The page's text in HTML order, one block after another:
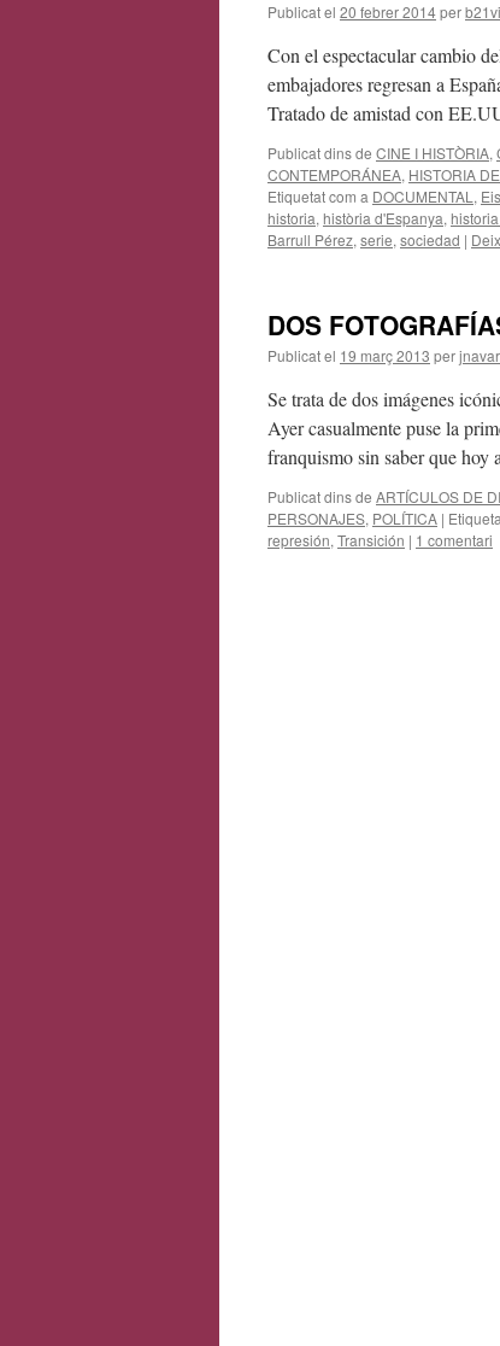
Publicat el 20 febrer 2014per
Con el espectacular cambio
embajadores regresan a
Tratado de amistad con
Publicat dins de CINE I HISTÒRIA,
CONTEMPORÁNEA, HISTORIA
Etiquetat com a DOCUMENTAL ,
historia, història d'Espanya,
Barrull Pérez, serie, sociedad |
DOS
Publicat el 19 març 2013 per
Se trata de dos imágenes
Ayer casualmente puse la
franquismo sin saber que
Publicat dins de ARTÍCULOS DE
PERSONAJES, POLÍTICA |
represión, Transición | 1 comentari